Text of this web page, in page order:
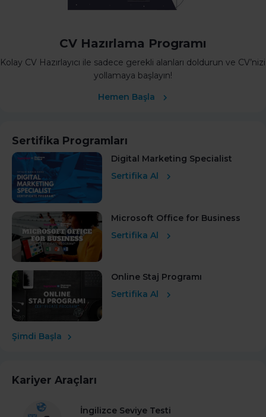
CV Hazırlama Programı
Kolay CV Hazırlayıcı ile sadece gerekli alanları doldurun ve CV’nizi
yollamaya başlayın!
Hemen Başla
Sertifika Programları
Digital Marketing Specialist
Sertifika Al
Microsoft Office for Business
Sertifika Al
Online Staj Programı
Sertifika Al
Şimdi Başla
Kariyer Araçları
İngilizce Seviye Testi